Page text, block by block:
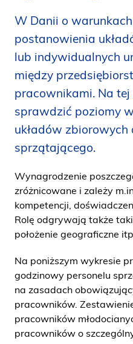
e
n
W Danii o
postanowienia
lub indywidualnych
między
pracownikami. Na tej
sprawdzić poziomy
układów zbiorowych
sprzątającego.
Wynagrodzenie
zróżnicowane i zależy
kompetencji,
Rolę odgrywają także
położenie geograficzne
Na poniższym wykresie
godzinowy personelu
na zasadach
pracowników.
pracowników
pracowników o